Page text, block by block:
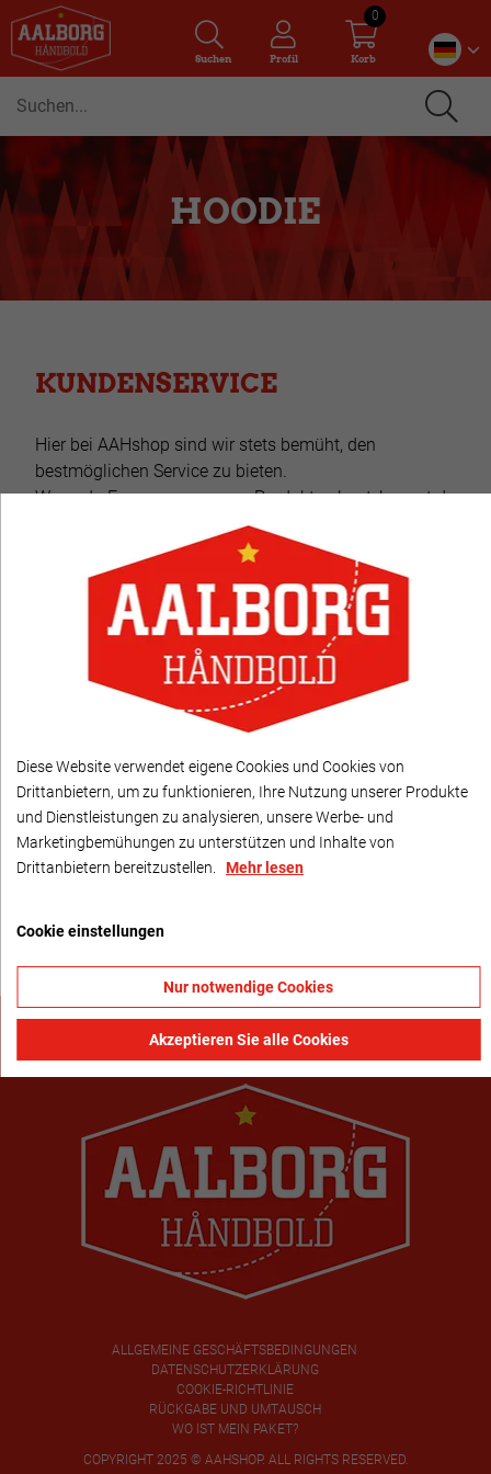
Suchen Profil Korb
0
HOODIE
KUNDENSERVICE
Hier bei AAHshop sind wir stets bemüht, den
bestmöglichen Service zu bieten.
Wenn du Fragen zu unseren Produkten hast, kannst du
uns eine E-Mail schreiben an:
+45 7311 1719
support@aahshop.dk
FOLGE UNS
Bleib auf dem Laufenden über unsere Aktionen,
Produktneuheiten usw. im Aah Shop, indem du uns in
ALLGEMEINE GESCHÄFTSBEDINGUNGEN
DATENSCHUTZERKLÄRUNG
COOKIE-RICHTLINIE
RÜCKGABE UND UMTAUSCH
WO IST MEIN PAKET?
COPYRIGHT 2025 © AAHSHOP. ALL RIGHTS RESERVED.
Diese Website verwendet eigene Cookies und Cookies von
Drittanbietern, um zu funktionieren, Ihre Nutzung unserer Produkte
und Dienstleistungen zu analysieren, unsere Werbe- und
Marketingbemühungen zu unterstützen und Inhalte von
Drittanbietern bereitzustellen. Mehr lesen
Cookie einstellungen
Nur notwendige Cookies
Akzeptieren Sie alle Cookies